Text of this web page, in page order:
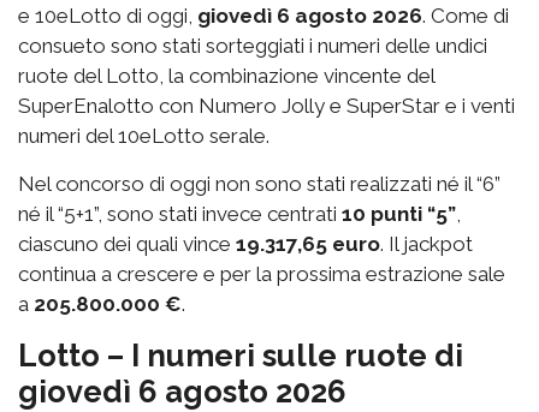
e 10eLotto di oggi, giovedì 6 agosto 2026. Come di
consueto sono stati sorteggiati i numeri delle undici
ruote del Lotto, la combinazione vincente del
SuperEnalotto con Numero Jolly e SuperStar e i venti
numeri del 10eLotto serale.
Nel concorso di oggi non sono stati realizzati né il “6”
né il “5+1”, sono stati invece centrati 10 punti “5”,
ciascuno dei quali vince 19.317,65 euro. Il jackpot
continua a crescere e per la prossima estrazione sale
a 205.800.000 €.
Lotto – I numeri sulle ruote di
giovedì 6 agosto 2026